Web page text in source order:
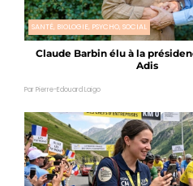
SANTÉ, BIOLOGIE, PSYCHO, SOCIAL
Claude Barbin élu à la
Adis
Par Pierre-Edouard Laigo